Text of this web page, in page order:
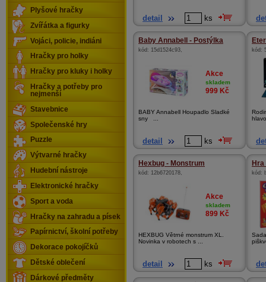
detail ks
Baby Annabell - Postýlka
kód: 15d1524c93,
Akce
skladem
999 Kč
BABY Annabell Houpadlo Sladké
sny ...
detail ks
kód:
Hexbug - Monstrum
kód: 12b6720178,
Akce
skladem
899 Kč
HEXBUG Větrné monstrum XL.
Novinka v robotech s ...
detail ks
Hra
kód:
Plyšové hračky
Zvířátka a figurky
Vojáci, policie, indiáni
Hračky pro holky
Hračky pro kluky i holky
Hračky a potřeby pro
nejmenší
Stavebnice
Společenské hry
Puzzle
Výtvarné hračky
Hudební nástroje
Elektronické hračky
Sport a voda
Hračky na zahradu a písek
Papírnictví, školní potřeby
Dekorace pokojíčků
Dětské oblečení
Dárkové předměty